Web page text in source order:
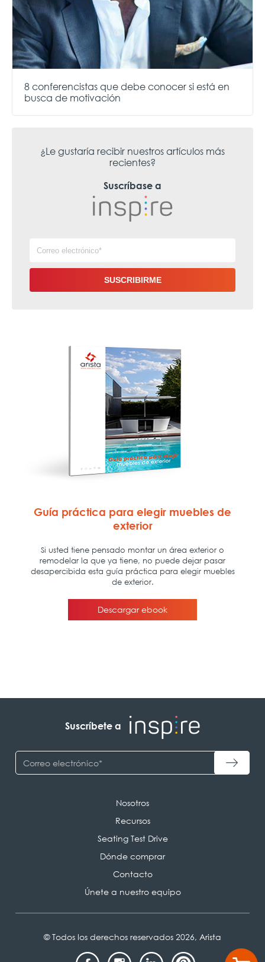
8 conferencistas que debe conocer si está en
busca de motivación
¿Le gustaría recibir nuestros artículos más
recientes?
Suscríbase a
Suscríbete a
Nosotros
Recursos
Seating Test Drive
Dónde comprar
Contacto
Únete a nuestro equipo
© Todos los derechos reservados 2026, Arista